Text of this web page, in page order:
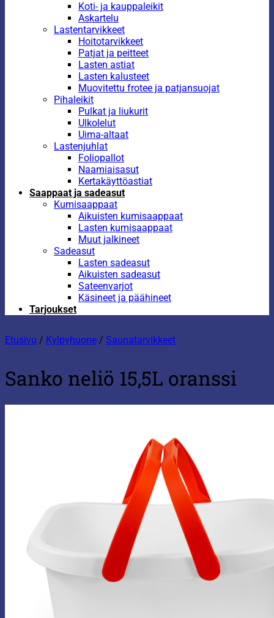
Koti- ja kauppaleikit
Askartelu
Lastentarvikkeet
Hoitotarvikkeet
Patjat ja peitteet
Lasten astiat
Lasten kalusteet
Muovitettu frotee ja patjansuojat
Pihaleikit
Pulkat ja liukurit
Ulkolelut
Uima-altaat
Lastenjuhlat
Foliopallot
Naamiaisasut
Kertakäyttöastiat
Saappaat ja sadeasut
Kumisaappaat
Aikuisten kumisaappaat
Lasten kumisaappaat
Muut jalkineet
Sadeasut
Lasten sadeasut
Aikuisten sadeasut
Sateenvarjot
Käsineet ja päähineet
Tarjoukset
Etusivu / Kylpyhuone / Saunatarvikkeet
Sanko neliö 15,5L oranssi